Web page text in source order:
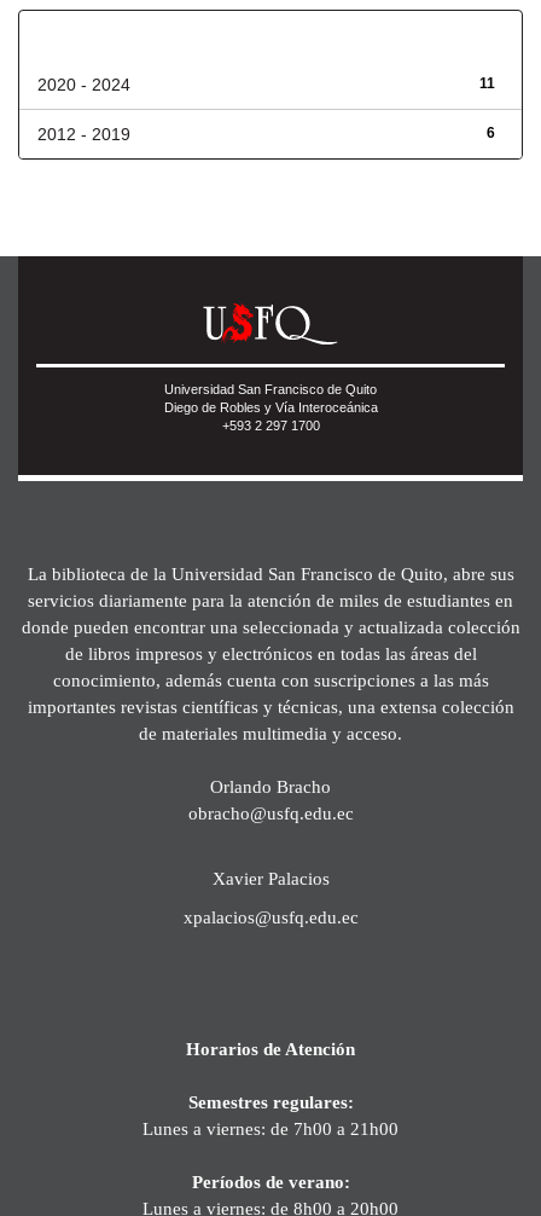
11
2020 - 2024
6
2012 - 2019
Universidad San Francisco de Quito
Diego de Robles y Vía Interoceánica
+593 2 297 1700
La biblioteca de la Universidad San Francisco de Quito, abre sus
servicios diariamente para la atención de miles de estudiantes en
donde pueden encontrar una seleccionada y actualizada colección
de libros impresos y electrónicos en todas las áreas del
conocimiento, además cuenta con suscripciones a las más
importantes revistas científicas y técnicas, una extensa colección
de materiales multimedia y acceso.
Orlando Bracho
obracho@usfq.edu.ec
Xavier Palacios
xpalacios@usfq.edu.ec
Horarios de Atención
Semestres regulares:
Lunes a viernes: de 7h00 a 21h00
Períodos de verano:
Lunes a viernes: de 8h00 a 20h00